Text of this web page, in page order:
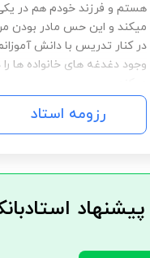
هستم و فرزند خودم هم در
میکند و این حس مادر بودن
در کنار تدریس با دانش
وجود دغدغه های خانواده ها
رزومه استاد